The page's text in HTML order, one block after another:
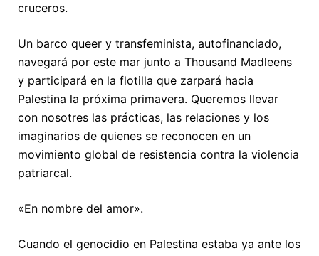
cruceros.
Un barco queer y transfeminista, autofinanciado,
navegará por este mar junto a Thousand Madleens
y participará en la flotilla que zarpará hacia
Palestina la próxima primavera. Queremos llevar
con nosotres las prácticas, las relaciones y los
imaginarios de quienes se reconocen en un
movimiento global de resistencia contra la violencia
patriarcal.
«En nombre del amor».
Cuando el genocidio en Palestina estaba ya ante los